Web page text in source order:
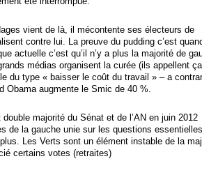
vient de là, il mécontente ses électeurs de
contre lui. La preuve du pudding c’est
actuelle c’est qu’il n’y a plus la majorité de
médias organisent la curée (ils appellent ça
du type « baisser le coût du travail » – a
Obama augmente le Smic de 40 %.
majorité du Sénat et de l’AN en juin 2012
de la gauche unie sur les questions
Les Verts sont un élément instable de la
certains votes (retraites)